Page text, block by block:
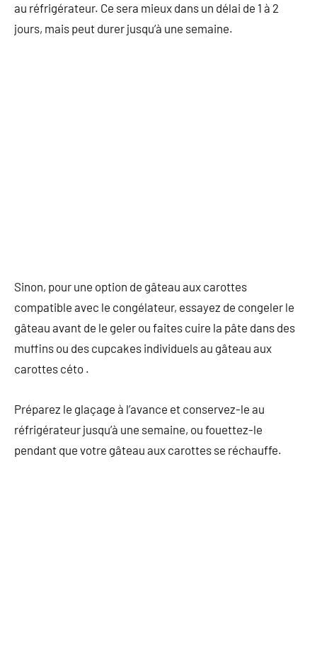
au réfrigérateur. Ce sera mieux dans un délai de 1 à 2
jours, mais peut durer jusqu’à une semaine.
Sinon, pour une option de gâteau aux carottes
compatible avec le congélateur, essayez de congeler le
gâteau avant de le geler ou faites cuire la pâte dans des
muffins ou des cupcakes individuels au gâteau aux
carottes céto .
Préparez le glaçage à l’avance et conservez-le au
réfrigérateur jusqu’à une semaine, ou fouettez-le
pendant que votre gâteau aux carottes se réchauffe.